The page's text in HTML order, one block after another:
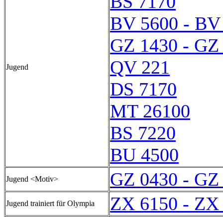
Jugend
BV 5600 -
GZ 1430 - GZ
QV 221
DS 7170
MT 26100
BS 7220
BU 4500
Jugend <Motiv> GZ 0430 - GZ
Jugend trainiert für Olympia ZX 6150 - ZX